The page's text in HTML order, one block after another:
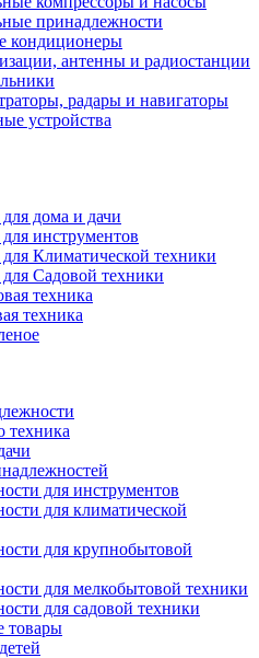
принадлежности
кондиционеры
антенны и радиостанции
радары и навигаторы
устройства
дома и дачи
инструментов
Климатической техники
Садовой техники
техника
техника
техника
для инструментов
для климатической
для крупнобытовой
для мелкобытовой техники
для садовой техники
товары